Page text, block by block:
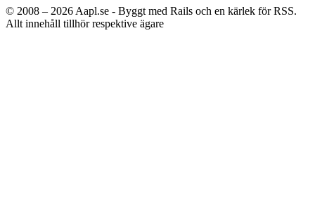
© 2008 – 2026 Aapl.se - Byggt med Rails och en kärlek för RSS.
Allt innehåll tillhör respektive ägare